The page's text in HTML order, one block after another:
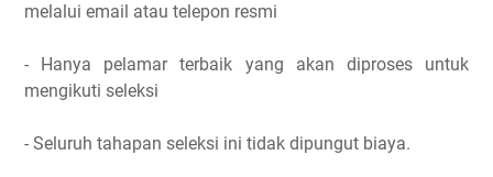
melalui email atau telepon resmi
- Hanya pelamar terbaik yang akan diproses untuk
mengikuti seleksi
- Seluruh tahapan seleksi ini tidak dipungut biaya.